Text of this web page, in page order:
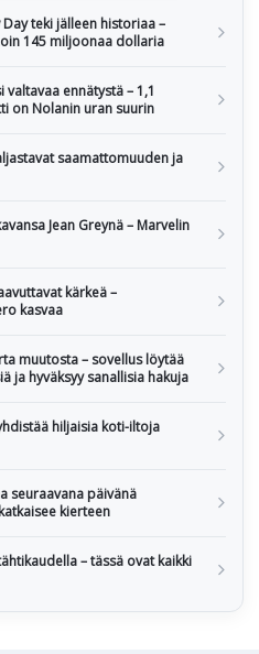
teki jälleen historiaa –
145 miljoonaa dollaria
ennätystä – 1,1
on Nolanin uran suurin
saamattomuuden ja
Jean Greynä – Marvelin
kärkeä –
kasvaa
muutosta – sovellus löytää
ja hyväksyy sanallisia hakuja
hiljaisia koti-iltoja
seuraavana päivänä
kierteen
– tässä ovat kaikki